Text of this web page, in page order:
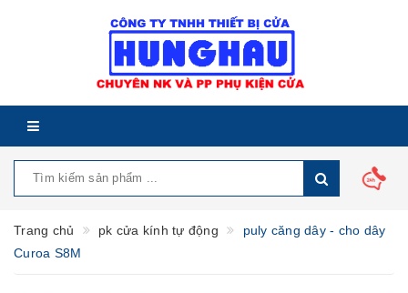
Trang chủ pk cửa kính tự động
puly căng dây - cho dây
Curoa S8M